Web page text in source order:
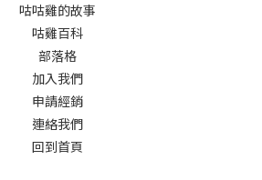
咕咕雞的故事
咕雞百科
部落格
加入我們
申請經銷
連絡我們
回到首頁